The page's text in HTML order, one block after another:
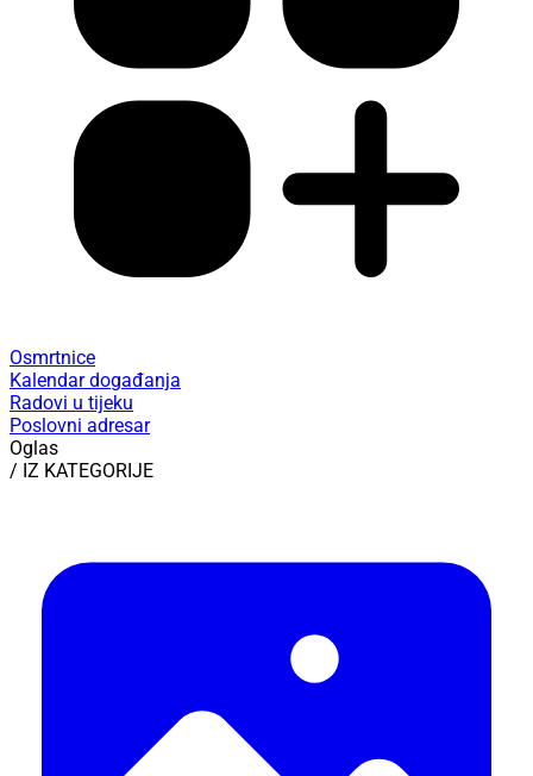
Osmrtnice
Kalendar događanja
Radovi u tijeku
Poslovni adresar
Oglas
/ IZ KATEGORIJE